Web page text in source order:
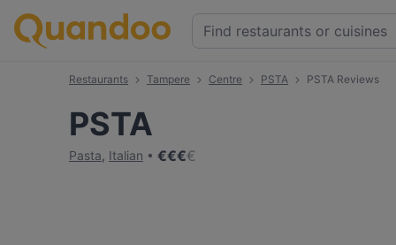
Restaurants Tampere Centre PSTA PSTA Reviews
PSTA
Pasta, Italian €€€€